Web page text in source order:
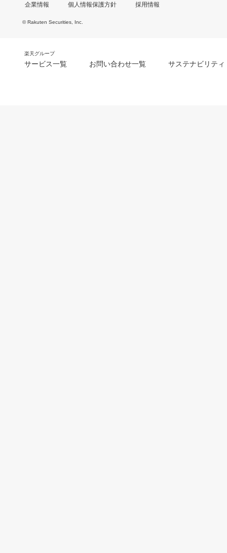
企業情報 個人情報保護方針 採用情報
© Rakuten Securities, Inc.
楽天グループ
サービス一覧 お問い合わせ一覧 サステナビリティ